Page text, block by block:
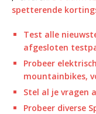
spetterende
Test alle
afgesloten
Probeer
mountainbikes,
Stel al je vragen
Probeer diverse